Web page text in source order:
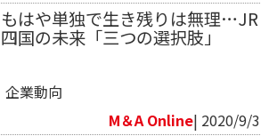
もはや単独で生き残りは無理…JR
四国の未来「三つの選択肢」
企業動向
M＆A Online| 2020/9/3